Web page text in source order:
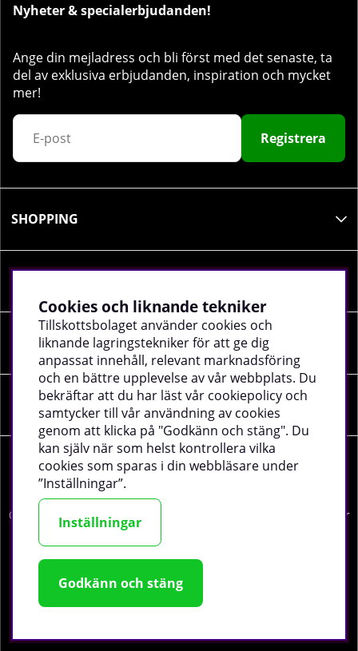
Nyheter & specialerbjudanden!
Ange din mejladress och bli först med det senaste, ta
del av exklusiva erbjudanden, inspiration och mycket
mer!
Registrera
SHOPPING
SOCIALA MEDIER
FÖRETAGSUPPGIFTER
© 2026 tillskottsbolaget.se. Vi använder cookies -
läs mer
Cookies och liknande tekniker
Tillskottsbolaget använder cookies och
liknande lagringstekniker för att ge dig
anpassat innehåll, relevant marknadsföring
och en bättre upplevelse av vår webbplats. Du
bekräftar att du har läst vår cookiepolicy och
samtycker till vår användning av cookies
genom att klicka på "Godkänn och stäng". Du
kan själv när som helst kontrollera vilka
cookies som sparas i din webbläsare under
”Inställningar”.
Inställningar
Godkänn och stäng